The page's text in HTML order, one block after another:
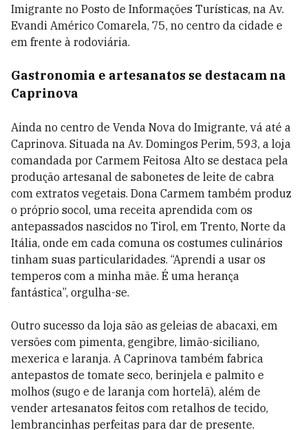
Imigrante no Posto de Informações Turísticas, na Av.
Evandi Américo Comarela, 75, no centro da cidade e
em frente à rodoviária.
Gastronomia e artesanatos se destacam na
Caprinova
Ainda no centro de Venda Nova do Imigrante, vá até a
Caprinova. Situada na Av. Domingos Perim, 593, a loja
comandada por Carmem Feitosa Alto se destaca pela
produção artesanal de sabonetes de leite de cabra
com extratos vegetais. Dona Carmem também produz
o próprio socol, uma receita aprendida com os
antepassados nascidos no Tirol, em Trento, Norte da
Itália, onde em cada comuna os costumes culinários
tinham suas particularidades. “Aprendi a usar os
temperos com a minha mãe. É uma herança
fantástica”, orgulha-se.
Outro sucesso da loja são as geleias de abacaxi, em
versões com pimenta, gengibre, limão-siciliano,
mexerica e laranja. A Caprinova também fabrica
antepastos de tomate seco, berinjela e palmito e
molhos (sugo e de laranja com hortelã), além de
vender artesanatos feitos com retalhos de tecido,
lembrancinhas perfeitas para dar de presente.